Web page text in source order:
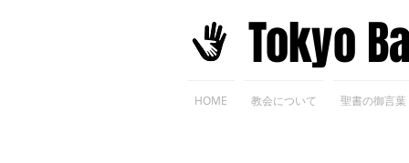
​Tokyo
HOME 教会について 聖書の御言葉